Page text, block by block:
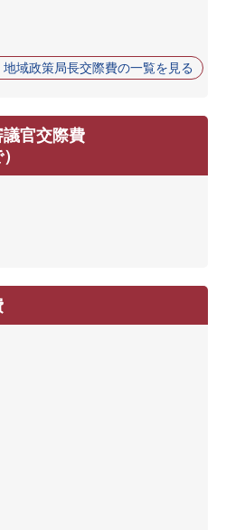
地域政策局長交際費の一覧を見る
官交際費